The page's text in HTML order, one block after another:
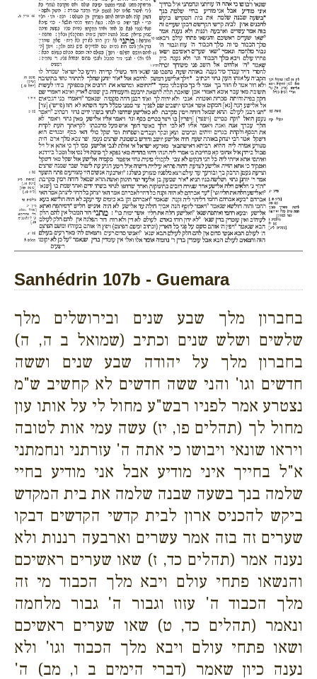
Sanhédrin 107b - Guemara
בחברון מלך שבע שנים ובירושלים מלך
שלשים ושלש שנים וכתיב (שמואל ב ה, ה)
בחברון מלך על יהודה שבע שנים וששה
חדשים וגו' והני ששה חדשים לא קחשיב ש"מ
נצטרע אמר לפניו רבש"ע מחול לי על אותו עון
מחול לך (תהלים פו, יז) עשה עמי אות לטובה
ויראו שונאי ויבושו כי אתה ה' עזרתני ונחמתני
א"ל בחייך איני מודיע אבל אני מודיע בחיי
שלמה בנך בשעה שבנה שלמה את בית המקדש
ביקש להכניס ארון לבית קדשי הקדשים דבקו
שערים זה בזה אמר עשרים וארבעה רננות ולא
נענה אמר (תהלים כד, ז) שאו שערים ראשיכם
והנשאו פתחי עולם ויבא מלך הכבוד מי זה
מלך הכבוד ה' עזוז וגבור ה' גבור מלחמה
ונאמר (תהלים כד, ט) שאו שערים ראשיכם
ושאו פתחי עולם ויבא מלך הכבוד וגו' ולא
נענה כיון שאמר (דברי הימים ב ו, מב) ה'